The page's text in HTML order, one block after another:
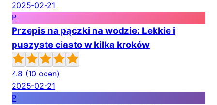
2025-02-21
P
Przepis na pączki na wodzie: Lekkie i
puszyste ciasto w kilka kroków
4.8 (10 ocen)
2025-02-21
P